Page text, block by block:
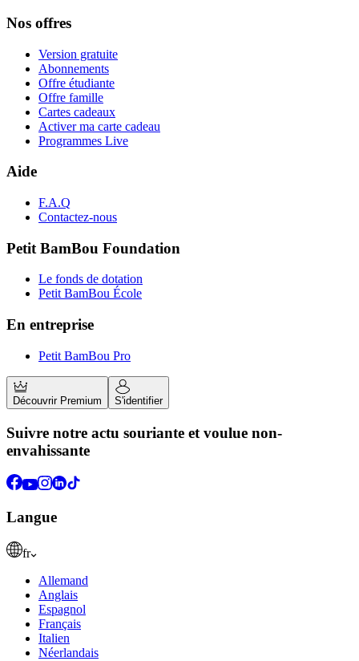
Nos offres
Version gratuite
Abonnements
Offre étudiante
Offre famille
Cartes cadeaux
Activer ma carte cadeau
Programmes Live
Aide
F.A.Q
Contactez-nous
Petit BamBou Foundation
Le fonds de dotation
Petit BamBou École
En entreprise
Petit BamBou Pro
Découvrir Premium S'identifier
Suivre notre actu souriante et voulue non-
envahissante
Langue
fr
Allemand
Anglais
Espagnol
Français
Italien
Néerlandais